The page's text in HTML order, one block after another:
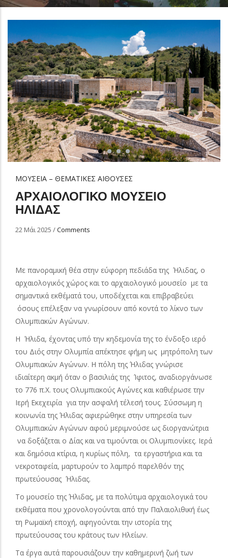
ΜΟΥΣΕΙΑ – ΘΕΜΑΤΙΚΕΣ ΑΙΘΟΥΣΕΣ
ΑΡΧΑΙΟΛΟΓΙΚΟ ΜΟΥΣΕΙΟ
ΗΛΙΔΑΣ
22 Μάι 2025 /Comments
Με πανοραμική θέα στην εύφορη πεδιάδα της Ήλιδας, ο
αρχαιολογικός χώρος και το αρχαιολογικό μουσείο με τα
σημαντικά εκθέματά του, υποδέχεται και επιβραβεύει
όσους επέλεξαν να γνωρίσουν από κοντά το λίκνο των
Ολυμπιακών Αγώνων.
Η Ήλιδα, έχοντας υπό την κηδεμονία της το ένδοξο ιερό
του Διός στην Ολυμπία απέκτησε φήμη ως μητρόπολη των
Ολυμπιακών Αγώνων. Η πόλη της Ήλιδας γνώρισε
ιδιαίτερη ακμή όταν ο βασιλιάς της Ίφιτος, αναδιοργάνωσε
το 776 π.Χ. τους Ολυμπιακούς Αγώνες και καθιέρωσε την
Ιερή Εκεχειρία για την ασφαλή τέλεσή τους. Σύσσωμη η
κοινωνία της Ήλιδας αφιερώθηκε στην υπηρεσία των
Ολυμπιακών Αγώνων αφού μεριμνούσε ως διοργανώτρια
να δοξάζεται ο Δίας και να τιμούνται οι Ολυμπιονίκες. Ιερά
και δημόσια κτίρια, η κυρίως πόλη, τα εργαστήρια και τα
νεκροταφεία, μαρτυρούν το λαμπρό παρελθόν της
πρωτεύουσας Ήλιδας.
Το μουσείο της Ήλιδας, με τα πολύτιμα αρχαιολογικά του
εκθέματα που χρονολογούνται από την Παλαιολιθική έως
τη Ρωμαϊκή εποχή, αφηγούνται την ιστορία της
πρωτεύουσας του κράτους των Ηλείων.
Τα έργα αυτά παρουσιάζουν την καθημερινή ζωή των